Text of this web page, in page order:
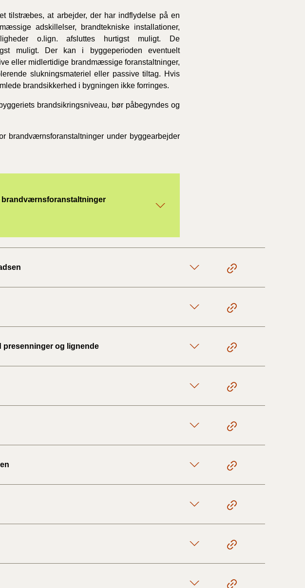
tilstræbes, at arbejder, der har indflydelse på en
adskillelser, brandtekniske installationer,
o.lign. afsluttes hurtigst muligt. De
muligt. Der kan i byggeperioden eventuelt
eller midlertidige brandmæssige foranstaltninger,
slukningsmateriel eller passive tiltag. Hvis
brandsikkerhed i bygningen ikke forringes.
brandsikringsniveau, bør påbegyndes og
brandværnsforanstaltninger under byggearbejder
brandværnsforanstaltninger
og lignende